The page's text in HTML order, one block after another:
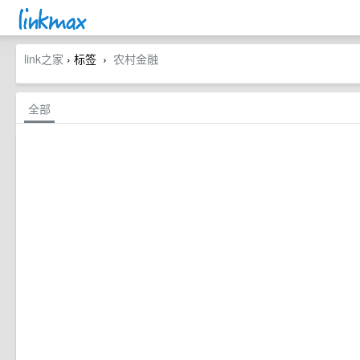
link之家 › 标签 › 农村金融
全部